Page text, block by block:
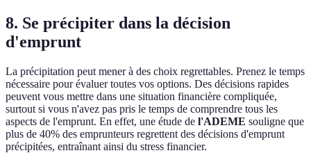
8. Se précipiter dans la décision
d'emprunt
La précipitation peut mener à des choix regrettables. Prenez le temps
nécessaire pour évaluer toutes vos options. Des décisions rapides
peuvent vous mettre dans une situation financière compliquée,
surtout si vous n'avez pas pris le temps de comprendre tous les
aspects de l'emprunt. En effet, une étude de l'ADEME souligne que
plus de 40% des emprunteurs regrettent des décisions d'emprunt
précipitées, entraînant ainsi du stress financier.